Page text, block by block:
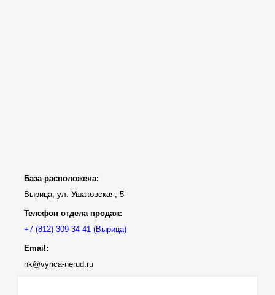
База расположена:
Вырица, ул. Ушаковская, 5
Телефон отдела продаж:
(Вырица)
Email:
nk@vyrica-nerud.ru